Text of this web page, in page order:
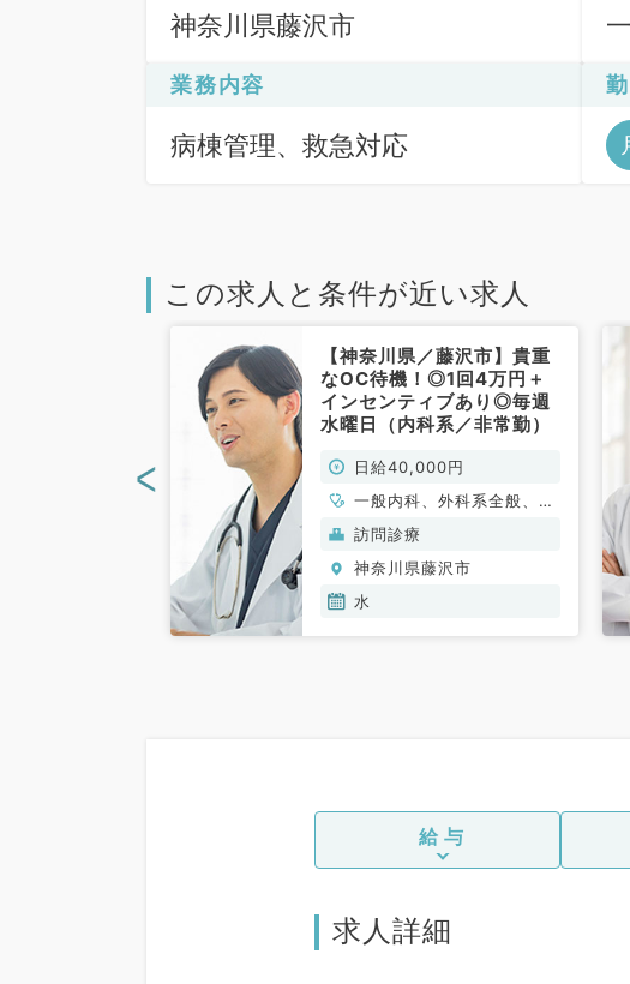
神奈川県藤沢市
業務内容
病棟管理、救急対応
この求人と条件が近い求人
【神奈川県／藤沢市】貴重
なOC待機！◎1回4万円＋
インセンティブあり◎毎週
水曜日（内科系／非常勤）
日給40,000円
一般内科、外科系全般、一
般外科
訪問診療
神奈川県藤沢市
水
<
給与
求人詳細